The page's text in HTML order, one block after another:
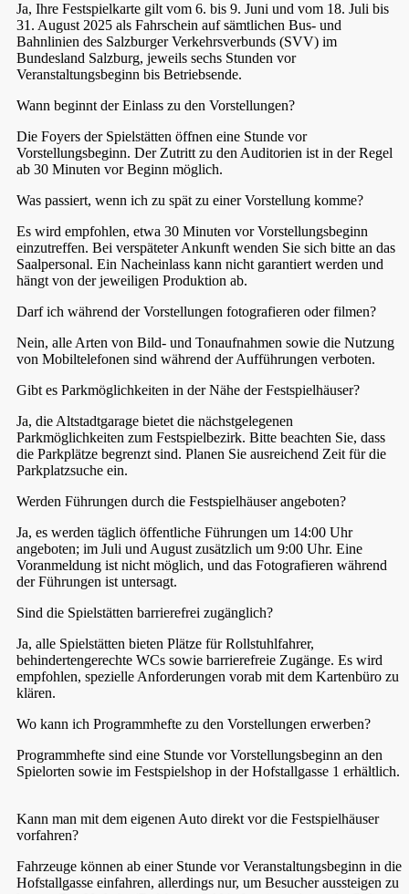
Ja, Ihre Festspielkarte gilt vom 6. bis 9. Juni und vom 18. Juli bis
31. August 2025 als Fahrschein auf sämtlichen Bus- und
Bahnlinien des Salzburger Verkehrsverbunds (SVV) im
Bundesland Salzburg, jeweils sechs Stunden vor
Veranstaltungsbeginn bis Betriebsende.
Wann beginnt der Einlass zu den Vorstellungen?
Die Foyers der Spielstätten öffnen eine Stunde vor
Vorstellungsbeginn. Der Zutritt zu den Auditorien ist in der Regel
ab 30 Minuten vor Beginn möglich.
Was passiert, wenn ich zu spät zu einer Vorstellung komme?
Es wird empfohlen, etwa 30 Minuten vor Vorstellungsbeginn
einzutreffen. Bei verspäteter Ankunft wenden Sie sich bitte an das
Saalpersonal. Ein Nacheinlass kann nicht garantiert werden und
hängt von der jeweiligen Produktion ab.
Darf ich während der Vorstellungen fotografieren oder filmen?
Nein, alle Arten von Bild- und Tonaufnahmen sowie die Nutzung
von Mobiltelefonen sind während der Aufführungen verboten.
Gibt es Parkmöglichkeiten in der Nähe der Festspielhäuser?
Ja, die Altstadtgarage bietet die nächstgelegenen
Parkmöglichkeiten zum Festspielbezirk. Bitte beachten Sie, dass
die Parkplätze begrenzt sind. Planen Sie ausreichend Zeit für die
Parkplatzsuche ein.
Werden Führungen durch die Festspielhäuser angeboten?
Ja, es werden täglich öffentliche Führungen um 14:00 Uhr
angeboten; im Juli und August zusätzlich um 9:00 Uhr. Eine
Voranmeldung ist nicht möglich, und das Fotografieren während
der Führungen ist untersagt.
Sind die Spielstätten barrierefrei zugänglich?
Ja, alle Spielstätten bieten Plätze für Rollstuhlfahrer,
behindertengerechte WCs sowie barrierefreie Zugänge. Es wird
empfohlen, spezielle Anforderungen vorab mit dem Kartenbüro zu
klären.
Wo kann ich Programmhefte zu den Vorstellungen erwerben?
Programmhefte sind eine Stunde vor Vorstellungsbeginn an den
Spielorten sowie im Festspielshop in der Hofstallgasse 1 erhältlich.
Kann man mit dem eigenen Auto direkt vor die Festspielhäuser
vorfahren?
Fahrzeuge können ab einer Stunde vor Veranstaltungsbeginn in die
Hofstallgasse einfahren, allerdings nur, um Besucher aussteigen zu